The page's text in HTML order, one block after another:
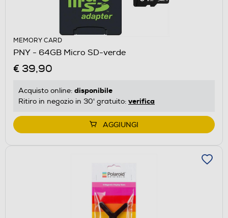
MEMORY CARD
PNY - 64GB Micro SD-verde
€ 39,90
Acquisto online: disponibile
Ritiro in negozio in 30' gratuito: verifica
AGGIUNGI